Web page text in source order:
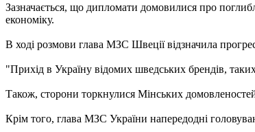
Зазначається, що дипломати домовилися про
економіку.
В ході розмови глава МЗС Швеції відзначила
"Прихід в Україну відомих шведських брендів,
Також, сторони торкнулися Мінських
Крім того, глава МЗС України напередодні